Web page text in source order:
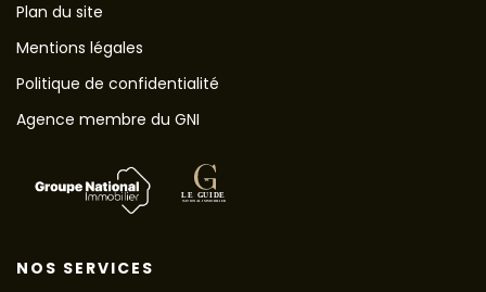
Plan du site
Mentions légales
Politique de confidentialité
Agence membre du GNI
NOS SERVICES